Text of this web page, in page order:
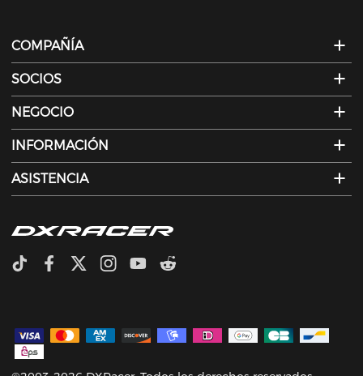
COMPAÑÍA
SOCIOS
NEGOCIO
INFORMACIÓN
ASISTENCIA